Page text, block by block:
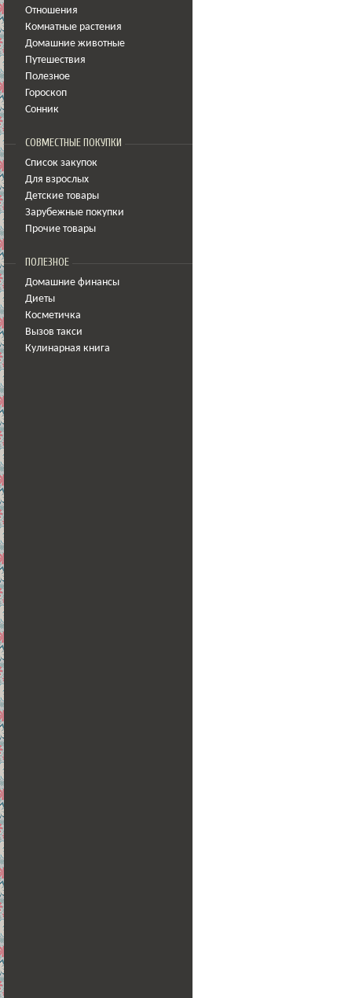
Отношения
Комнатные растения
Домашние животные
Путешествия
Полезное
Гороскоп
Сонник
СОВМЕСТНЫЕ ПОКУПКИ
Список закупок
Для взрослых
Детские товары
Зарубежные покупки
Прочие товары
ПОЛЕЗНОЕ
Домашние финансы
Диеты
Косметичка
Вызов такси
Кулинарная книга